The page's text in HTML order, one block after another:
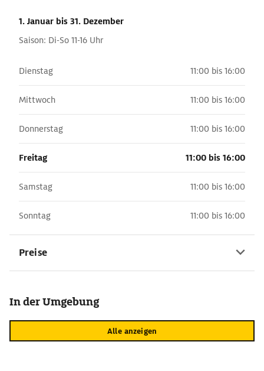
1. Januar bis 31. Dezember
Saison: Di-So 11-16 Uhr
Dienstag 11:00 bis 16:00
Mittwoch 11:00 bis 16:00
Donnerstag 11:00 bis 16:00
Freitag 11:00 bis 16:00
Samstag 11:00 bis 16:00
Sonntag 11:00 bis 16:00
Preise
In der Umgebung
Alle anzeigen